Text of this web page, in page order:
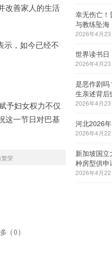
改善家人的生活
示，如今已经不
予妇女权力不仅
这一节日对巴基
荣
(0)
幸无伤亡！
与教练坠海
2026年4月23
世界读书日
2026年4月23
是恶作剧吗
生亲述背后
2026年4月23
河北2026
2026年4月22
新加坡国
种房型供申
2026年4月22